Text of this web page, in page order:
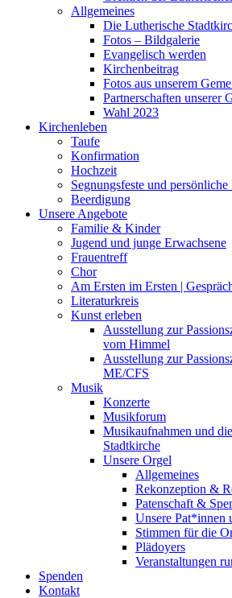
Allgemeines
Die Lutherische
Fotos – Bildgalerie
Evangelisch werden
Kirchenbeitrag
Fotos aus unserem
Partnerschaften unserer
Wahl 2023
Kirchenleben
Taufe
Konfirmation
Hochzeit
Segnungsfeste und persönliche
Beerdigung
Unsere Angebote
Familie & Kinder
Jugend und junge Erwachsene
Frauentreff
Chor
Am Ersten im Ersten |
Literaturkreis
Kunst erleben
Ausstellung zur
vom Himmel
Ausstellung zur
ME/CFS
Musik
Konzerte
Musikforum
Musikaufnahmen und
Stadtkirche
Unsere Orgel
Allgemeines
Rekonzeption &
Patenschaft &
Unsere Pat*innen
Stimmen für die
Plädoyers
Veranstaltungen
Spenden
Kontakt